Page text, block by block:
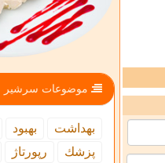
موضوعات سرشیر
بهداشت بهبود
پزشك
رپورتاژ